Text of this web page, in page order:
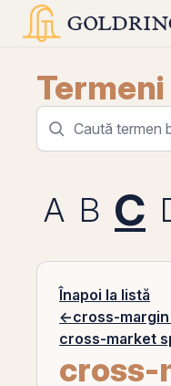
A B C
Înapoi la listă
←cross-
cross-market
cross-